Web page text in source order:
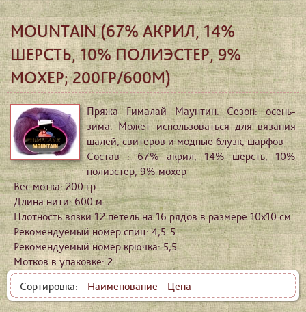
MOUNTAIN (67% АКРИЛ, 14%
ШЕРСТЬ, 10% ПОЛИЭСТЕР, 9%
МОХЕР; 200ГР/600М)
Пряжа Гималай Маунтин. Сезон: осень-
зима. Может использоваться для вязания
шалей, свитеров и модные блузк, шарфов
Состав : 67% акрил, 14% шерсть, 10%
полиэстер, 9% мохер
Вес мотка: 200 гр
Длина нити: 600 м
Плотность вязки 12 петель на 16 рядов в размере 10х10 см
Рекомендуемый номер спиц: 4,5-5
Рекомендуемый номер крючка: 5,5
Мотков в упаковке: 2
Сортировка:
Наименование Цена